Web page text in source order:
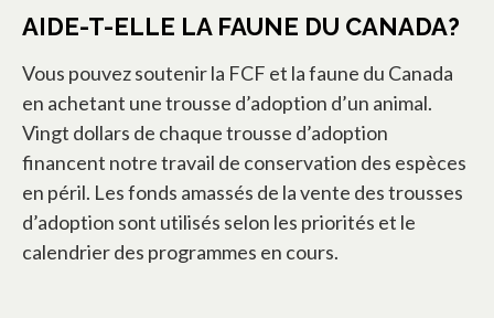
AIDE-T-ELLE LA FAUNE DU CANADA?
Vous pouvez soutenir la FCF et la faune du Canada
en achetant une trousse d’adoption d’un animal.
Vingt dollars de chaque trousse d’adoption
financent notre travail de conservation des espèces
en péril. Les fonds amassés de la vente des trousses
d’adoption sont utilisés selon les priorités et le
calendrier des programmes en cours.